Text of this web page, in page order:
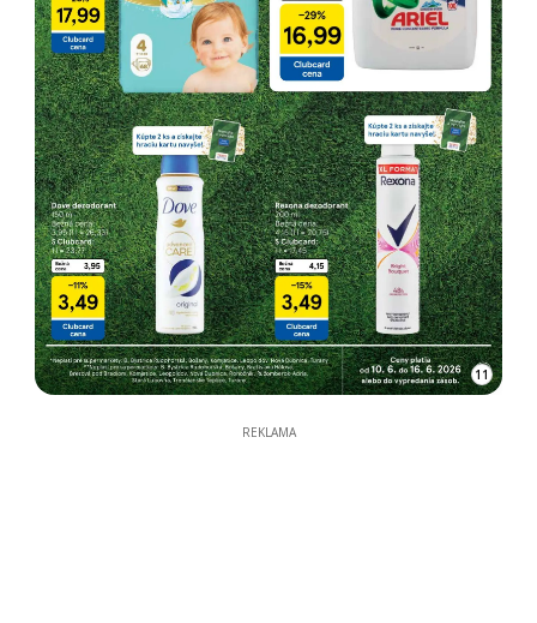
11
REKLAMA